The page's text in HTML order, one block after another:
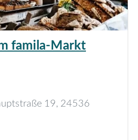
famila-Markt
19, 24536